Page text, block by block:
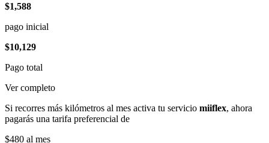
$1,588
pago inicial
$10,129
Pago total
Ver completo
Si recorres más kilómetros al mes activa tu servicio miiflex, ahora
pagarás una tarifa preferencial de
$480 al mes